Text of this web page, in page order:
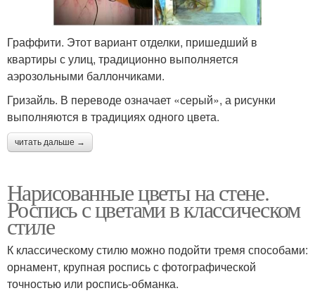
Граффити. Этот вариант отделки, пришедший в
квартиры с улиц, традиционно выполняется
аэрозольными баллончиками.
Гризайль. В переводе означает «серый», а рисунки
выполняются в традициях одного цвета.
читать дальше →
Нарисованные цветы на стене.
Роспись с цветами в классическом
стиле
К классическому стилю можно подойти тремя способами:
орнамент, крупная роспись с фотографической
точностью или роспись-обманка.